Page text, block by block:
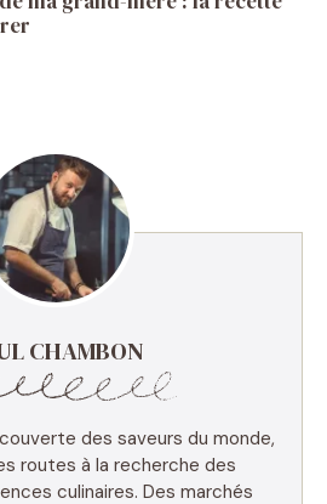
CHAMBON
des saveurs du monde,
routes à la recherche des
culinaires. Des marchés